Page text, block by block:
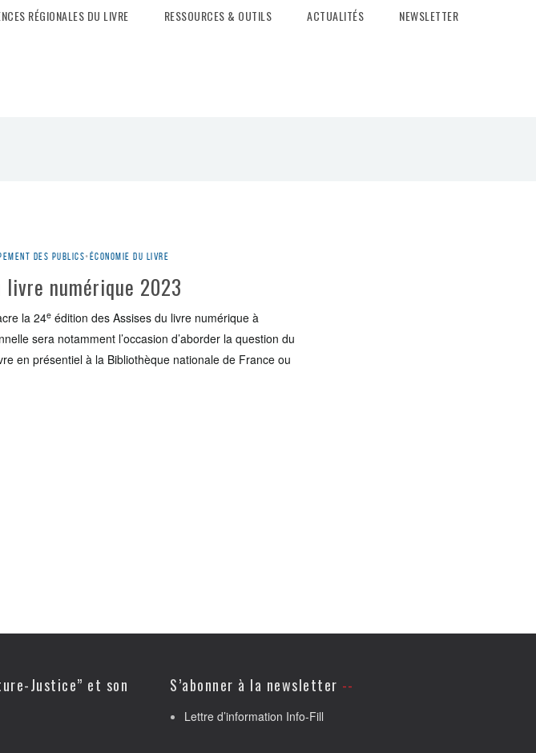
RÉGIONALES DU LIVRE RESSOURCES & OUTILS ACTUALITÉS NEWSLETTER
des publics•Économie du livre
numérique 2023
la 24e édition des Assises du livre numérique à
sera notamment l’occasion d’aborder la question du
en présentiel à la Bibliothèque nationale de France ou
Justice” et son
S’abonner à la newsletter
Lettre d’information Info-Fill